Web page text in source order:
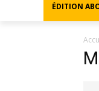
ÉDITION